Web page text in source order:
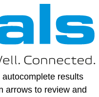
autocomplete results
arrows to review and